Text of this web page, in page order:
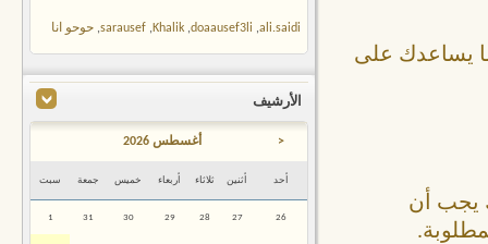
يساعدك على
يجب أن
ali.saidi
,
doaausef3li
,
Khalik
,
sarausef
, حوحو انا
الأرشيف
< أغسطس 2026
أحد أثنين ثلاثاء أربعاء خميس جمعة سبت
26
27
28
29
30
31
1